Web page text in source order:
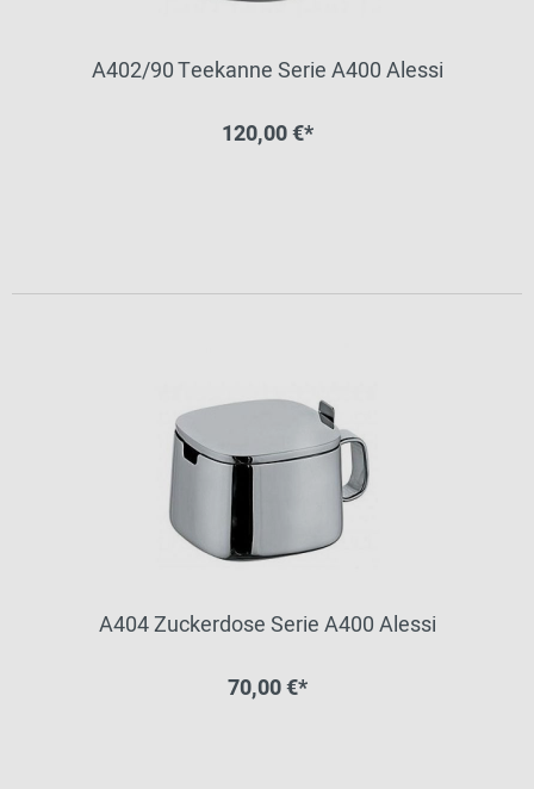
A402/90 Teekanne Serie A400 Alessi
120,00 €*
A404 Zuckerdose Serie A400 Alessi
70,00 €*